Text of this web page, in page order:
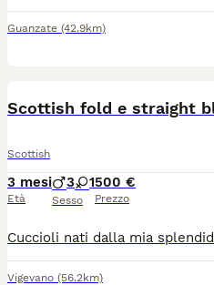
Guanzate (42.9km)
Scottish
3 mesi
Età
3 1
Sesso
500 €
Prezzo
Vigevano (56.2km)